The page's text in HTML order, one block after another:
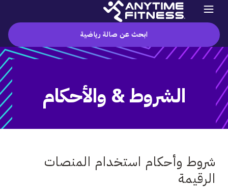
ابحث عن صالة رياضية
الشروط & والأحكام
شروط وأحكام استخدام المنصات
الرقيمة